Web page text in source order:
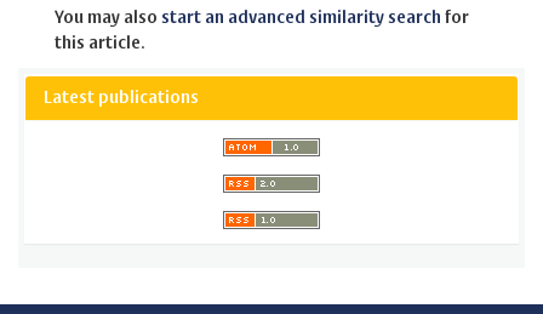
You may also start an advanced similarity search for
this article.
Latest publications